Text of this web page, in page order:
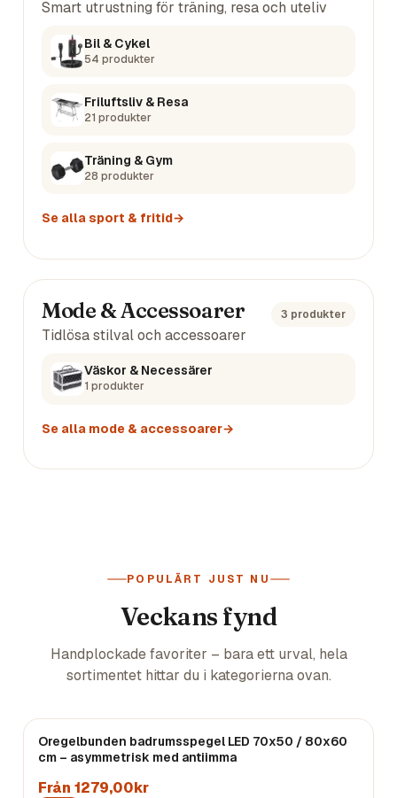
Smart utrustning för träning, resa och uteliv
Bil & Cykel
54 produkter
Friluftsliv & Resa
21 produkter
Träning & Gym
28 produkter
Se allasport & fritid→
Mode & Accessoarer 3 produkter
Tidlösa stilval och accessoarer
Väskor & Necessärer
1 produkter
Se alla mode & accessoarer→
POPULÄRT JUST NU
Veckans fynd
Handplockade favoriter – bara ett urval, hela
sortimentet hittar du i kategorierna ovan.
Oregelbunden badrumsspegel LED 70x50 / 80x60
cm – asymmetrisk med antiimma
Från 1279,00kr